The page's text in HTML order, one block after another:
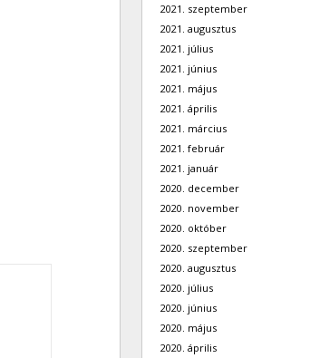
2021. szeptember
2021. augusztus
2021. július
2021. június
2021. május
2021. április
2021. március
2021. február
2021. január
2020. december
2020. november
2020. október
2020. szeptember
2020. augusztus
2020. július
2020. június
2020. május
2020. április